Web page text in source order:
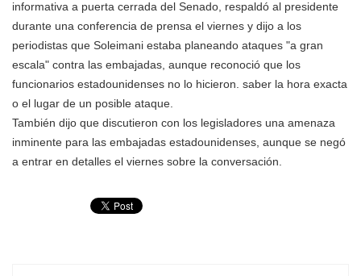
informativa a puerta cerrada del Senado, respaldó al presidente
durante una conferencia de prensa el viernes y dijo a los
periodistas que Soleimani estaba planeando ataques "a gran
escala" contra las embajadas, aunque reconoció que los
funcionarios estadounidenses no lo hicieron. saber la hora exacta
o el lugar de un posible ataque.
También dijo que discutieron con los legisladores una amenaza
inminente para las embajadas estadounidenses, aunque se negó
a entrar en detalles el viernes sobre la conversación.